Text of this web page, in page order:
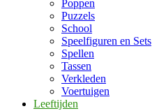
Poppen
Puzzels
School
Speelfiguren en Sets
Spellen
Tassen
Verkleden
Voertuigen
Leeftijden